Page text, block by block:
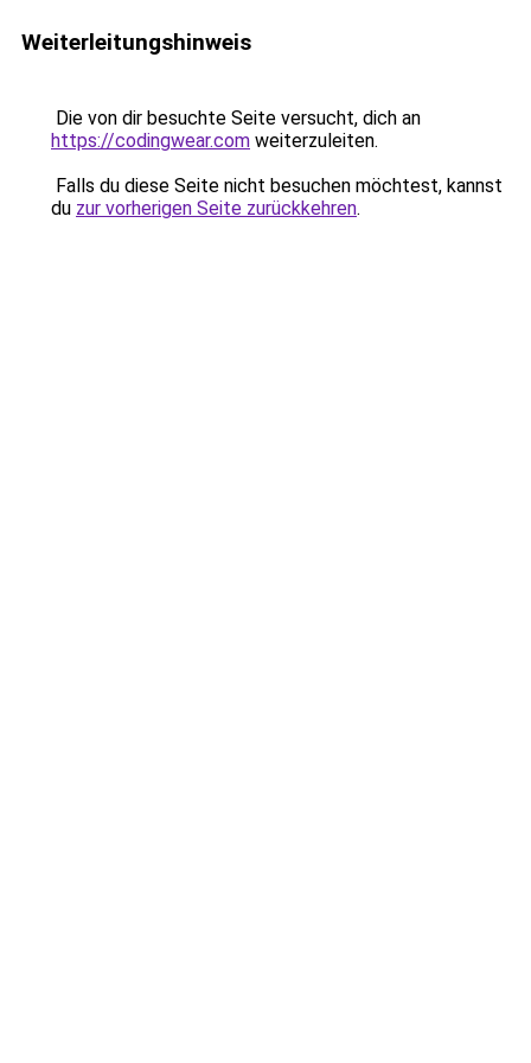
Weiterleitungshinweis
Die von dir besuchte Seite versucht, dich an
https://codingwear.com weiterzuleiten.
Falls du diese Seite nicht besuchen möchtest, kannst
du zur vorherigen Seite zurückkehren.